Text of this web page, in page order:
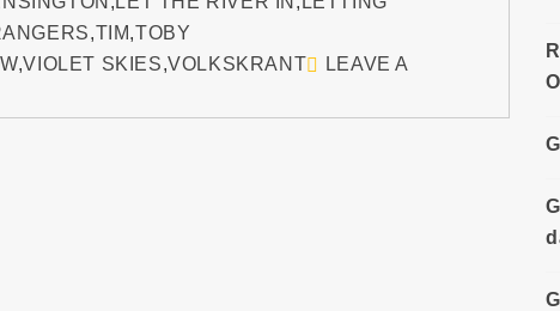
,TIM,TOBY
,VIOLET SKIES,VOLKSKRANT
LEAVE A